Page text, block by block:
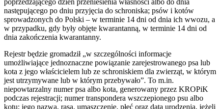
następującego po dniu przyjęcia do schroniska; psów i kotów
sprowadzonych do Polski – w terminie 14 dni od dnia ich wwozu, a
w przypadku, gdy były objęte kwarantanną, w terminie 14 dni od
dnia zakończenia kwarantanny.
Rejestr będzie gromadził „w szczególności informacje
umożliwiające jednoznaczne powiązanie zarejestrowanego psa lub
kota z jego właścicielem lub ze schroniskiem dla zwierząt, w którym
jest utrzymywane lub w którym przebywało”. To m.in.
niepowtarzalny numer psa albo kota, generowany przez KROPiK
podczas rejestracji; numer transpondera wszczepionego psu albo
kotu; jego nazwa, rasa, umaszczenie, płeć oraz data urodzenia, jeżeli